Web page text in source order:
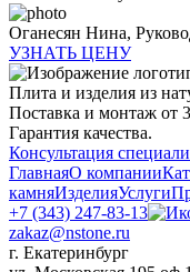
Оганесян Нина,
УЗНАТЬ ЦЕНУ
Плита и изделия из
Поставка и монтаж от
Гарантия качества.
Консультация
ГлавнаяО компании
камняИзделияУслуги
+7 (343) 247-83-13
zakaz@nstone.ru
г. Екатеринбург